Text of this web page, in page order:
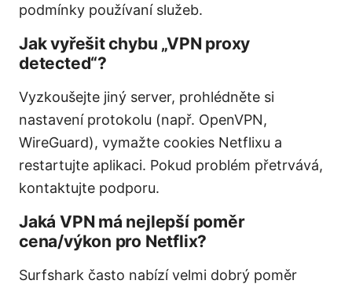
podmínky používaní služeb.
Jak vyřešit chybu „VPN proxy
detected“?
Vyzkoušejte jiný server, prohlédněte si
nastavení protokolu (např. OpenVPN,
WireGuard), vymažte cookies Netflixu a
restartujte aplikaci. Pokud problém přetrvává,
kontaktujte podporu.
Jaká VPN má nejlepší poměr
cena/výkon pro Netflix?
Surfshark často nabízí velmi dobrý poměr